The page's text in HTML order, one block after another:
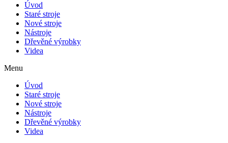
Úvod
Staré stroje
Nové stroje
Nástroje
Dřevěné výrobky
Videa
Menu
Úvod
Staré stroje
Nové stroje
Nástroje
Dřevěné výrobky
Videa